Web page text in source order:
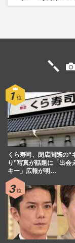
くら寿司、閉店間際の“
り”写真が話題に「出会
キー」広報が明…